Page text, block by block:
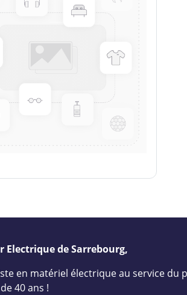
Electrique de Sarrebourg,
en matériel électrique au service du
40 ans !